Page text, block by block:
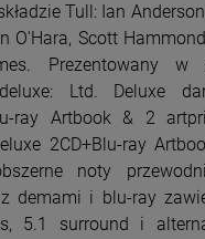
Tull: Ian
O'Hara, Scott
Prezentowany w
Ltd. Deluxe
ray Artbook & 2
2CD+Blu-ray
noty
demami i blu-ray
5.1 surround i